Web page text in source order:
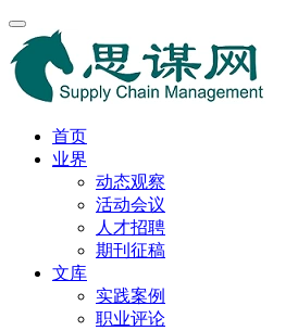
首页
业界
动态观察
活动会议
人才招聘
期刊征稿
文库
实践案例
职业评论